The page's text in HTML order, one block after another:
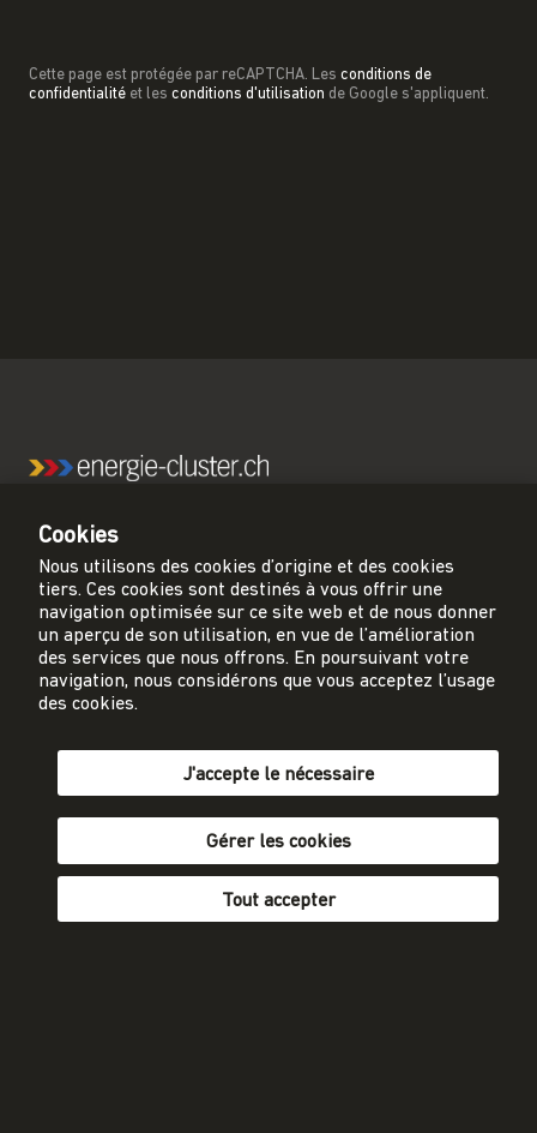
Cette page est protégée par reCAPTCHA. Les conditions de
confidentialité et les conditions d'utilisation de Google s'appliquent.
Suisse neutre en carbone.
energie-cluster.ch
Gutenbergstrasse 21
3011 Berne
sekretariat@energie-cluster.ch
Protection des données
Mentions légales
Cookies
Nous utilisons des cookies d’origine et des cookies
tiers. Ces cookies sont destinés à vous offrir une
navigation optimisée sur ce site web et de nous donner
un aperçu de son utilisation, en vue de l’amélioration
des services que nous offrons. En poursuivant votre
navigation, nous considérons que vous acceptez l’usage
des cookies.
J'accepte le nécessaire
Gérer les cookies
Tout accepter